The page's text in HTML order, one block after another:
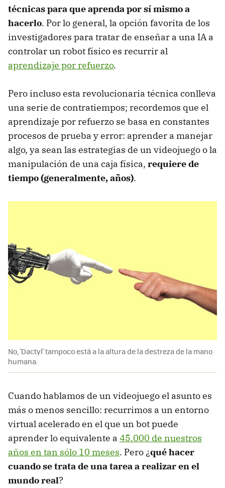
técnicas para que aprenda por sí mismo a
hacerlo. Por lo general, la opción favorita de los
investigadores para tratar de enseñar a una IA a
controlar un robot físico es recurrir al
aprendizaje por refuerzo.
Pero incluso esta revolucionaria técnica conlleva
una serie de contratiempos; recordemos que el
aprendizaje por refuerzo se basa en constantes
procesos de prueba y error: aprender a manejar
algo, ya sean las estrategias de un videojuego o la
manipulación de una caja física, requiere de
tiempo (generalmente, años).
No, 'Dactyl' tampoco está a la altura de la destreza de la mano
humana.
Cuando hablamos de un videojuego el asunto es
más o menos sencillo: recurrimos a un entorno
virtual acelerado en el que un bot puede
aprender lo equivalente a 45.000 de nuestros
años en tan sólo 10 meses. Pero ¿qué hacer
cuando se trata de una tarea a realizar en el
mundo real?